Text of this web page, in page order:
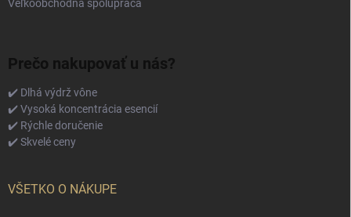
Veľkoobchodná spolupráca
Prečo nakupovať u nás?
✔️ Dlhá výdrž vône
✔️ Vysoká koncentrácia esencií
✔️ Rýchle doručenie
✔️ Skvelé ceny
VŠETKO O NÁKUPE